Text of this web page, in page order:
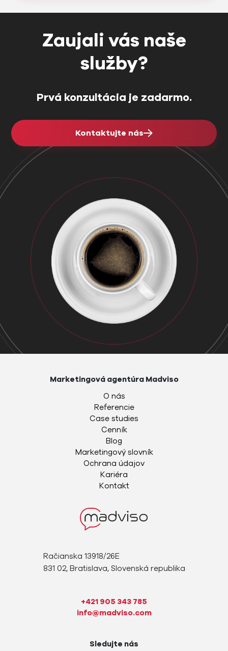
Zaujali vás naše
služby?
Prvá konzultácia je zadarmo.
Kontaktujte nás
Račianska 13918/26E
831 02, Bratislava, Slovenská republika
+421 905 343 785
info@madviso.com
Marketingová agentúra Madviso
O nás
Referencie
Case studies
Cenník
Blog
Marketingový slovník
Ochrana údajov
Kariéra
Kontakt
Sledujte nás